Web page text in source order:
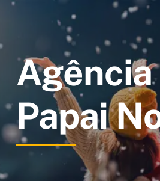
o
conteúdo
Agência
Papai